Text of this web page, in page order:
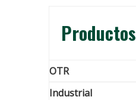
Productos
OTR
Industrial